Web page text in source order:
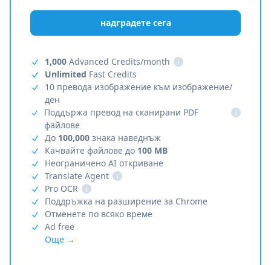
надградете сега
1,000 Advanced Credits/month
i
Unlimited Fast Credits
10 превода изображение към изображение/
ден
Поддържа превод на сканирани PDF
файлове
i
До 100,000 знака наведнъж
Качвайте файлове до 100 MB
Неограничено AI откриване
Translate Agent
i
Pro OCR
i
Поддръжка на разширение за Chrome
Отменете по всяко време
Ad free
Още →